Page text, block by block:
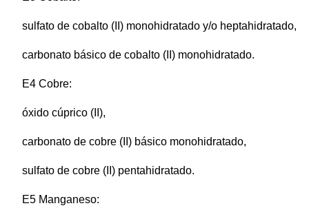
sulfato de cobalto (II) monohidratado y/o heptahidratado,
carbonato básico de cobalto (II) monohidratado.
E4 Cobre:
óxido cúprico (II),
carbonato de cobre (II) básico monohidratado,
sulfato de cobre (II) pentahidratado.
E5 Manganeso: